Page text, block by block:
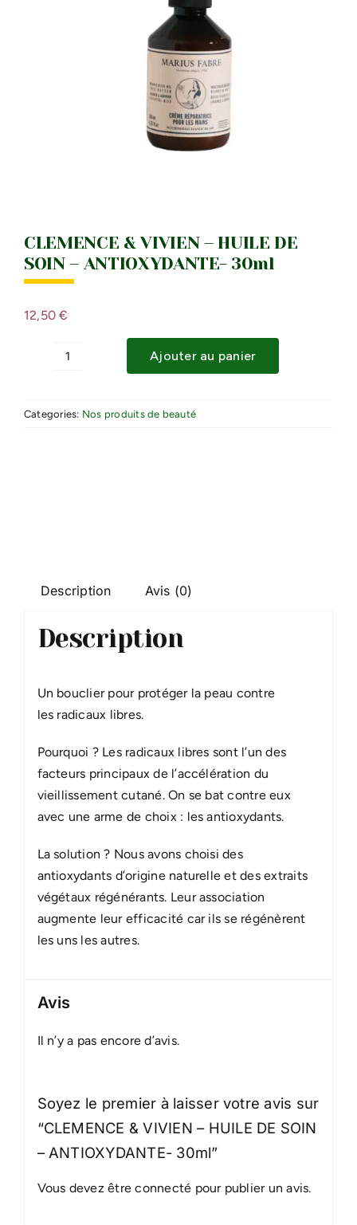
CLEMENCE & VIVIEN – HUILE DE
SOIN – ANTIOXYDANTE- 30ml
12,50€
CLEMENCE
30ml
Ajouter au panier
Categories: Nos produits de beauté
Description Avis (0)
Description
Un bouclier pour protéger la peau contre
les radicaux libres.
Pourquoi ? Les radicaux libres sont l’un des
facteurs principaux de l’accélération du
vieillissement cutané. On se bat contre eux
avec une arme de choix : les antioxydants.
La solution ? Nous avons choisi des
antioxydants d’origine naturelle et des extraits
végétaux régénérants. Leur association
augmente leur efficacité car ils se régénèrent
les uns les autres.
Avis
Il n’y a pas encore d’avis.
Soyez le premier à laisser votre avis sur
“CLEMENCE & VIVIEN – HUILE DE SOIN
– ANTIOXYDANTE- 30ml”
Vous devez êtreconnecté pour publier un avis.